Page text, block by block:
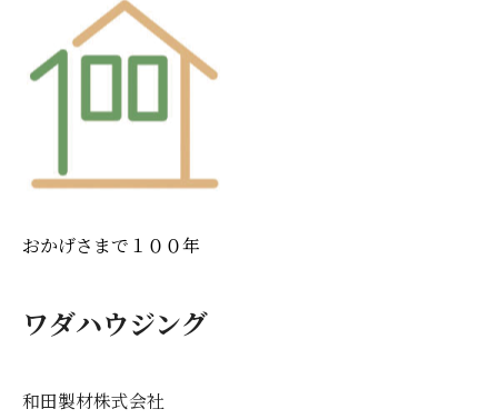
おかげさまで１００年
ワダハウジング
和田製材株式会社